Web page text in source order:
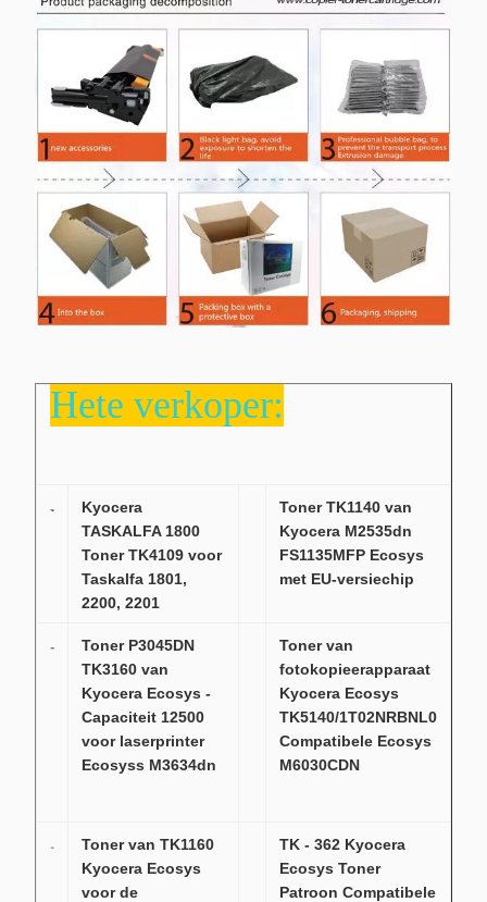
Hete verkoper:
Kyocera
TASKALFA 1800
Toner TK4109 voor
Taskalfa 1801,
2200, 2201
Toner TK1140 van
Kyocera M2535dn
FS1135MFP Ecosys
met EU-versiechip
Toner P3045DN
TK3160 van
Kyocera Ecosys -
Capaciteit 12500
voor laserprinter
Ecosyss M3634dn
Toner van
fotokopieerapparaat
Kyocera Ecosys
TK5140/1T02NRBNL0
Compatibele Ecosys
M6030CDN
Toner van TK1160
Kyocera Ecosys
voor de
TK - 362 Kyocera
Ecosys Toner
Patroon Compatibele